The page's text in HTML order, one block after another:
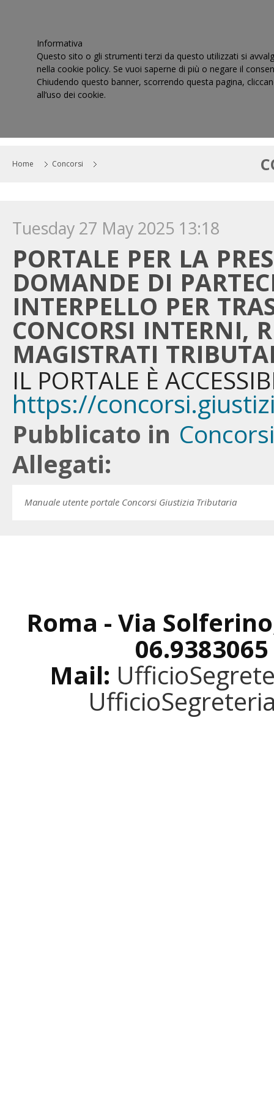
Home Concorsi
Tuesday 27 May 2025 13:18
PORTALE PER LA
DOMANDE DI
INTERPELLO PER
CONCORSI INTERNI,
MAGISTRATI
IL PORTALE È
https://
Pubblicato in Concorsi
Allegati:
Manuale utente portale Concorsi Giustizia Tributaria
Roma - Via
Mail:
Informativa
Questo sito o gli strumenti terzi da questo utilizzati si
nella cookie policy. Se vuoi saperne di più o negare il
Chiudendo questo banner, scorrendo questa pagina,
all’uso dei cookie.